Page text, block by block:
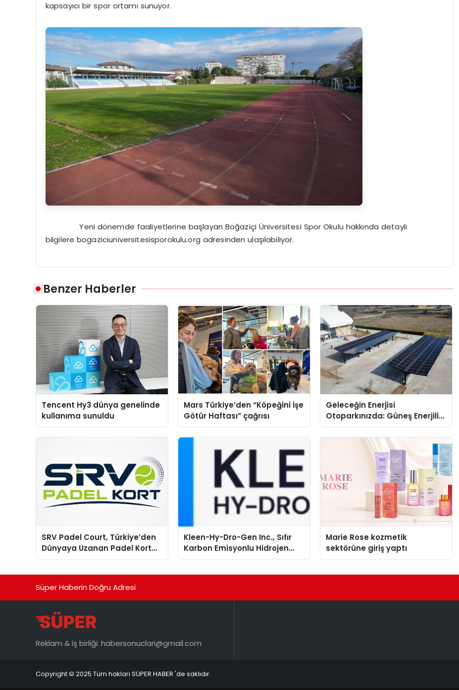
kapsayıcı bir spor ortamı sunuyor.
Yeni dönemde faaliyetlerine başlayan Boğaziçi Üniversitesi Spor Okulu hakkında detaylı
bilgilere bogaziciuniversitesisporokulu.org adresinden ulaşılabiliyor.
Benzer Haberler
Tencent Hy3 dünya genelinde
kullanıma sunuldu
Mars Türkiye’den “Köpeğini İşe
Götür Haftası” çağrısı
Geleceğin Enerjisi
Otoparkınızda: Güneş Enerjili
Carport (Solar Otopark)
Nedir?
SRV Padel Court, Türkiye’den
Dünyaya Uzanan Padel Kort
Üretiminde Güvenin Adresi
Kleen-Hy-Dro-Gen Inc., Sıfır
Karbon Emisyonlu Hidrojen
Isıtma Teknolojisinde ISO ve
Marie Rose kozmetik
sektörüne giriş yaptı
Süper Haberin Doğru Adresi
Reklam & iş birliği: habersonuclari@gmail.com
Copyright © 2025 Tüm hakları SÜPER HABER 'de saklıdır.